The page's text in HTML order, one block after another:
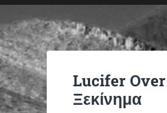
Lucifer
Ξεκίνημα